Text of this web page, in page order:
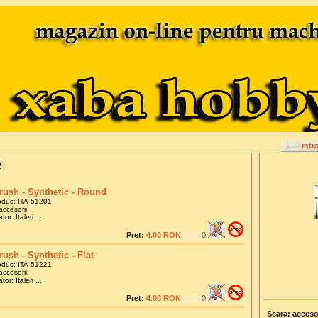
intra
- Synthetic - Round
ITA-51201
Italeri ...
Pret: 4.00 RON
- Synthetic - Flat
ITA-51221
Italeri ...
Pret: 4.00 RON
Scara: